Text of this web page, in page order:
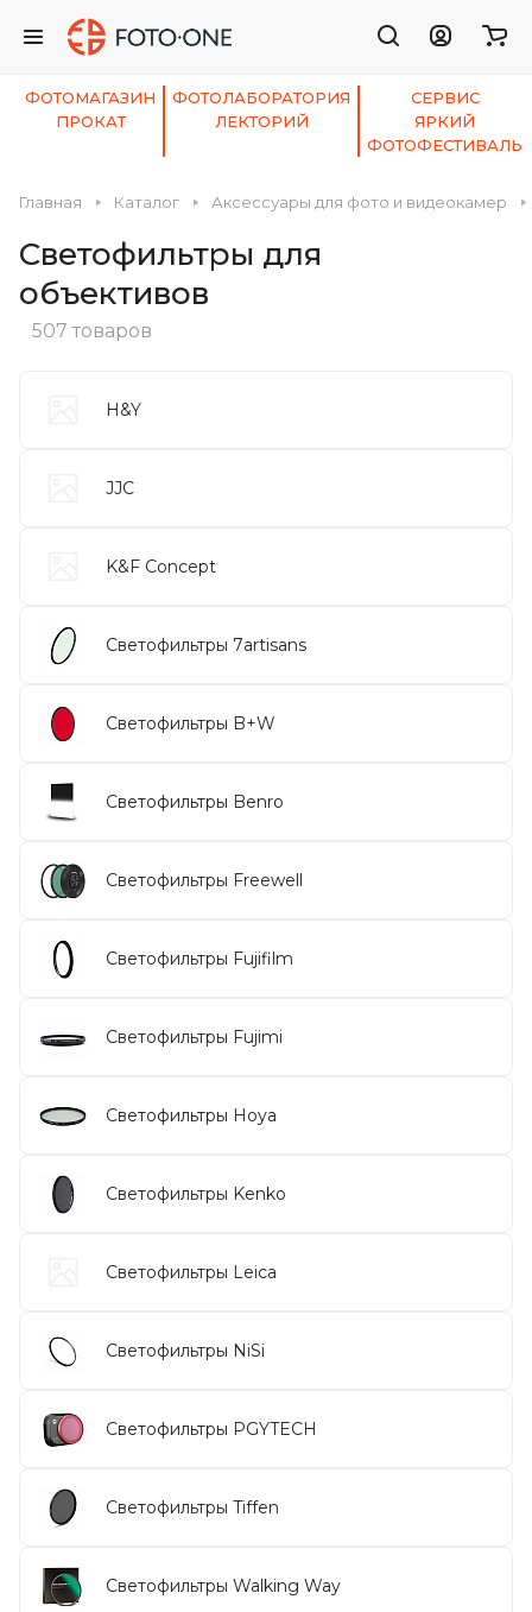
ФОТОМАГАЗИН ФОТОЛАБОРАТОРИЯ
СЕРВИС
ПРОКАТ
ЛЕКТОРИЙ
ЯРКИЙ
ФОТОФЕСТИВАЛЬ
Главная Каталог Аксессуары для фото и видеокамер
Светофильтры для
объективов
507 товаров
H&Y
JJC
K&F Concept
Светофильтры 7artisans
Светофильтры B+W
Светофильтры Benro
Светофильтры Freewell
Светофильтры Fujifilm
Светофильтры Fujimi
Светофильтры Hoya
Светофильтры Kenko
Светофильтры Leica
Светофильтры NiSi
Светофильтры PGYTECH
Светофильтры Tiffen
Светофильтры Walking Way